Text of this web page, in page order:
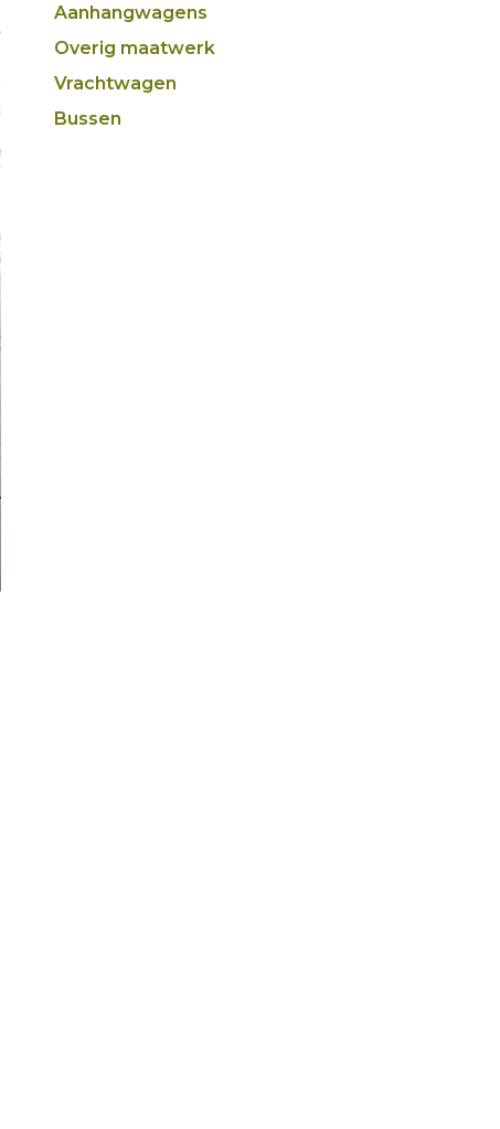
Aanhangwagens
Overig maatwerk
Vrachtwagen
Bussen